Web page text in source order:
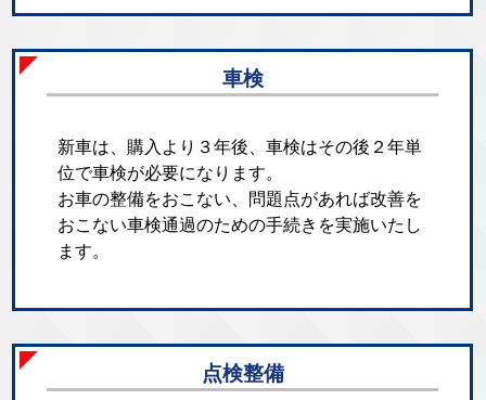
車検
新車は、購入より３年後、車検はその後２年単
位で車検が必要になります。
お車の整備をおこない、問題点があれば改善を
おこない車検通過のための手続きを実施いたし
ます。
点検整備